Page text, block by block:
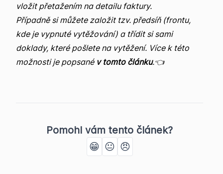
vložit přetažením na detailu faktury.
Případně si můžete založit tzv. předsíň (frontu,
kde je vypnuté vytěžování) a třídit si sami
doklady, které pošlete na vytěžení. Více k této
možnosti je popsané v tomto článku.👈
Pomohl vám tento článek?
😁 😐 😠